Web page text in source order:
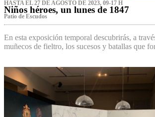
HASTA EL 27 DE AGOSTO DE 2023, 09-17 H
Niños héroes, un lunes de 1847
Patio de Escudos
En esta exposición temporal descubrirás, a
muñecos de fieltro, los sucesos y batallas que